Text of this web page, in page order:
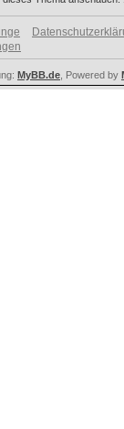
MyBB.de , Powered by